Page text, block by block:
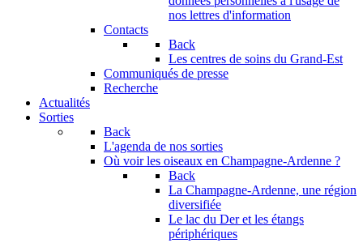
nos lettres d'information
Contacts
Back
Les centres de soins du Grand-Est
Communiqués de presse
Recherche
Actualités
Sorties
Back
L'agenda de nos sorties
Où voir les oiseaux en Champagne-Ardenne ?
Back
La Champagne-Ardenne, une région
diversifiée
Le lac du Der et les étangs
périphériques